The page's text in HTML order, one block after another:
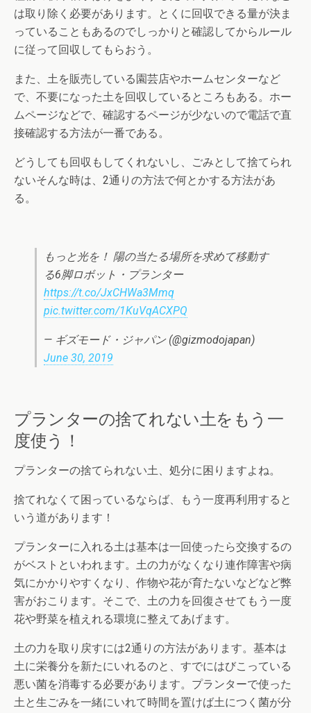
は取り除く必要があります。とくに回収できる量が決ま
っていることもあるのでしっかりと確認してからルール
に従って回収してもらおう。
また、土を販売している園芸店やホームセンターなど
で、不要になった土を回収しているところもある。ホー
ムページなどで、確認するページが少ないので電話で直
接確認する方法が一番である。
どうしても回収もしてくれないし、ごみとして捨てられ
ないそんな時は、2通りの方法で何とかする方法があ
る。
もっと光を！ 陽の当たる場所を求めて移動す
る6脚ロボット・プランター
https://t.co/JxCHWa3Mmq
pic.twitter.com/1KuVqACXPQ
— ギズモード・ジャパン (@gizmodojapan)
June 30, 2019
プランターの捨てれない土をもう一
度使う！
プランターの捨てられない土、処分に困りますよね。
捨てれなくて困っているならば、もう一度再利用すると
いう道があります！
プランターに入れる土は基本は一回使ったら交換するの
がベストといわれます。土の力がなくなり連作障害や病
気にかかりやすくなり、作物や花が育たないなどなど弊
害がおこります。そこで、土の力を回復させてもう一度
花や野菜を植えれる環境に整えてあげます。
土の力を取り戻すには2通りの方法があります。基本は
土に栄養分を新たにいれるのと、すでにはびこっている
悪い菌を消毒する必要があります。プランターで使った
土と生ごみを一緒にいれて時間を置けば土につく菌が分